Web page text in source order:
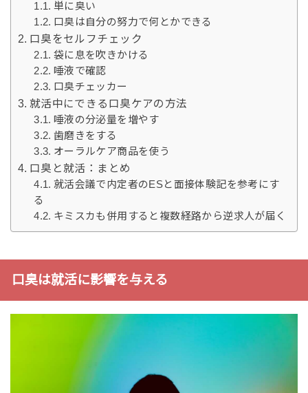
単に臭い
口臭は自分の努力で何とかできる
口臭をセルフチェック
袋に息を吹きかける
唾液で確認
口臭チェッカー
就活中にできる口臭ケアの方法
唾液の分泌量を増やす
歯磨きをする
オーラルケア商品を使う
口臭と就活：まとめ
就活会議で内定者のESと面接体験記を参考にす
る
キミスカも併用すると複数経路から逆求人が届く
口臭は就活に影響を与える